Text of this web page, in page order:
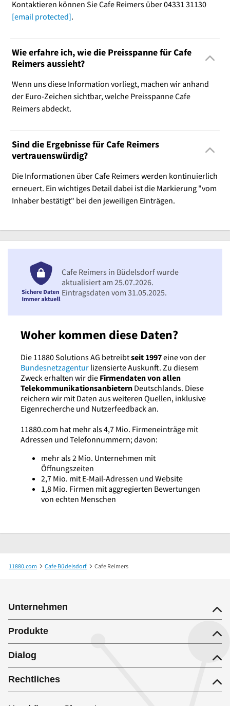
Kontaktieren können Sie Cafe Reimers über 04331 31130
[email protected].
Wie erfahre ich, wie die Preisspanne für Cafe
Reimers aussieht?
Wenn uns diese Information vorliegt, machen wir anhand
der Euro-Zeichen sichtbar, welche Preisspanne Cafe
Reimers abdeckt.
Sind die Ergebnisse für Cafe Reimers
vertrauenswürdig?
Die Informationen über Cafe Reimers werden kontinuierlich
erneuert. Ein wichtiges Detail dabei ist die Markierung "vom
Inhaber bestätigt" bei den jeweiligen Einträgen.
Woher kommen diese Daten?
Die 11880 Solutions AG betreibtseit 1997eine von der
Bundesnetzagentur lizensierte Auskunft. Zu diesem
Zweck erhalten wir die Firmendaten von allen
Telekommunikationsanbietern Deutschlands. Diese
reichern wir mit Daten aus weiteren Quellen, inklusive
Eigenrecherche und Nutzerfeedback an.
11880.com hat mehr als 4,7 Mio. Firmeneinträge mit
Adressen und Telefonnummern; davon:
mehr als 2 Mio. Unternehmen mit
Öffnungszeiten
2,7 Mio. mit E-Mail-Adressen und Website
1,8 Mio. Firmen mit aggregierten Bewertungen
von echten Menschen
Cafe Reimers in Büdelsdorf wurde
aktualisiert am 25.07.2026.
Eintragsdaten vom 31.05.2025.
11880.com Cafe Büdelsdorf Cafe Reimers
Unternehmen
Produkte
Dialog
Rechtliches